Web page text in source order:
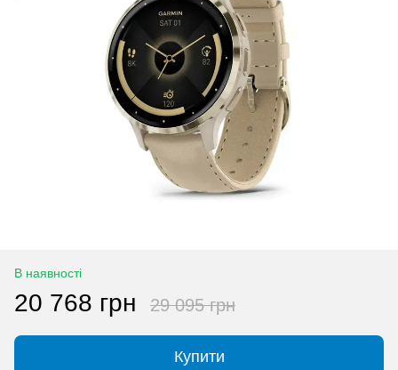
В наявності
20 768 грн 29 095 грн
Купити